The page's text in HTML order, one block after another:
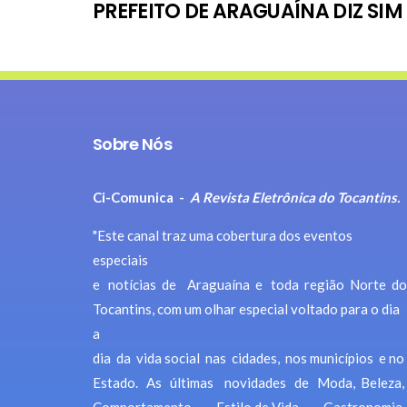
PREFEITO DE ARAGUAÍNA DIZ SIM
Sobre Nós
Ci-Comunica - A Revista Eletrônica do Tocantins.
"Este canal traz uma cobertura dos eventos
especiais
e notícias de Araguaína e toda região Norte do
Tocantins, com um olhar especial voltado para o dia
a
dia da vida social nas cidades, nos municípios e no
Estado. As últimas novidades de Moda, Beleza,